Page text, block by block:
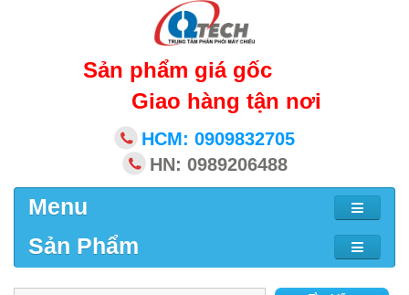
Sản phẩm giá gốc
Giao hàng tận nơi
HCM: 0909832705
HN: 0989206488
Menu
Sản Phẩm